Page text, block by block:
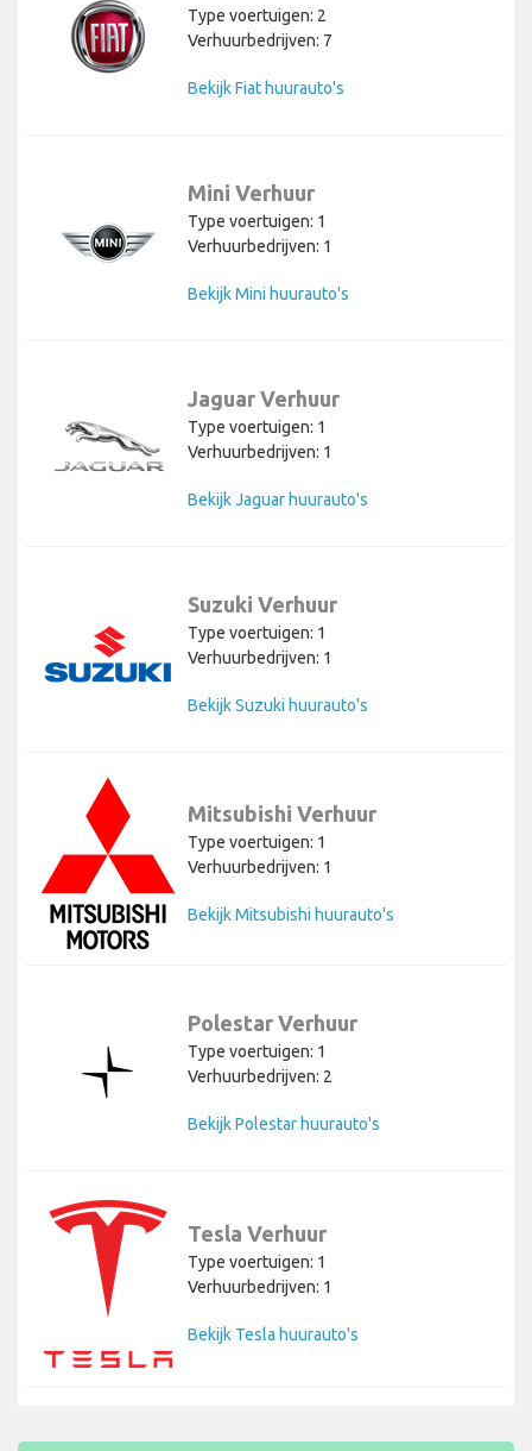
Type voertuigen: 2
Verhuurbedrijven: 7
Bekijk Fiat huurauto's
Mini Verhuur
Type voertuigen: 1
Verhuurbedrijven: 1
Bekijk Mini huurauto's
Jaguar Verhuur
Type voertuigen: 1
Verhuurbedrijven: 1
Bekijk Jaguar huurauto's
Suzuki Verhuur
Type voertuigen: 1
Verhuurbedrijven: 1
Bekijk Suzuki huurauto's
Mitsubishi Verhuur
Type voertuigen: 1
Verhuurbedrijven: 1
Bekijk Mitsubishi huurauto's
Polestar Verhuur
Type voertuigen: 1
Verhuurbedrijven: 2
Bekijk Polestar huurauto's
Tesla Verhuur
Type voertuigen: 1
Verhuurbedrijven: 1
Bekijk Tesla huurauto's